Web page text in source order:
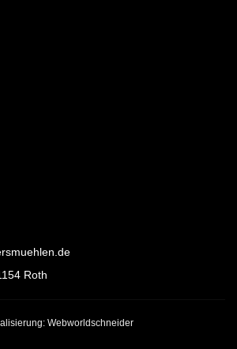
Roth
Webworldschneider